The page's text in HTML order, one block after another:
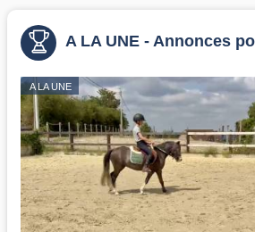
A LA UNE - Annonces
A LA UNE